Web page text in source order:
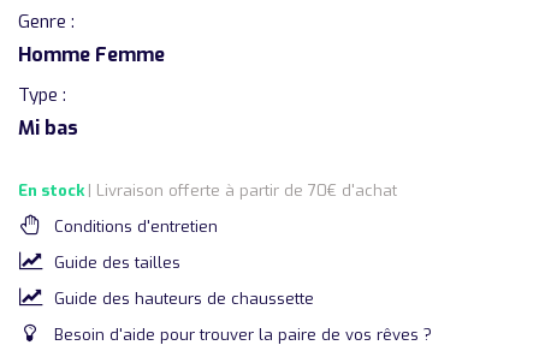
Genre :
Homme Femme
Type :
Mi bas
En stock| Livraison offerte à partir de 70€ d'achat
Conditions d'entretien
Guide des tailles
Guide des hauteurs de chaussette
Besoin d'aide pour trouver la paire de vos rêves ?